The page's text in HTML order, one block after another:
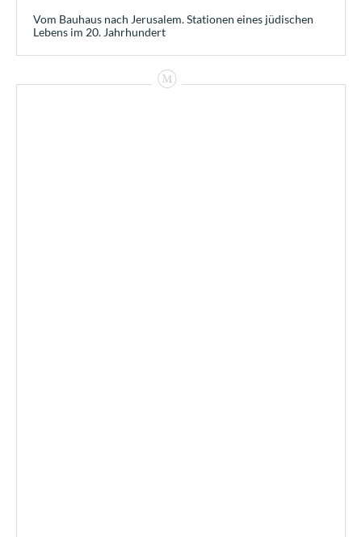
Vom Bauhaus nach Jerusalem. Stationen eines jüdischen
Lebens im 20. Jahrhundert